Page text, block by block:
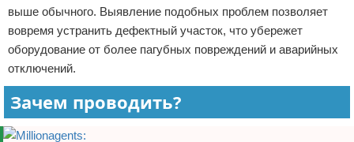
выше обычного. Выявление подобных проблем позволяет
вовремя устранить дефектный участок, что убережет
оборудование от более пагубных повреждений и аварийных
отключений.
Зачем проводить?